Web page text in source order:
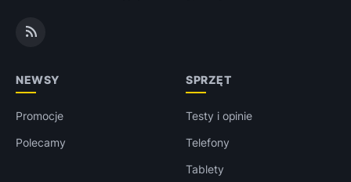
NEWSY
Promocje
Polecamy
SPRZĘT
Testy i opinie
Telefony
Tablety